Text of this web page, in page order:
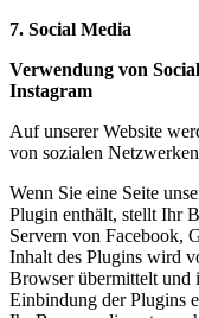
7. Social Media
Verwendung von
Instagram
Auf unserer Website
von sozialen
Wenn Sie eine Seite
Plugin enthält, stellt Ihr
Servern von Facebook,
Inhalt des Plugins wird
Browser übermittelt und
Einbindung der Plugins